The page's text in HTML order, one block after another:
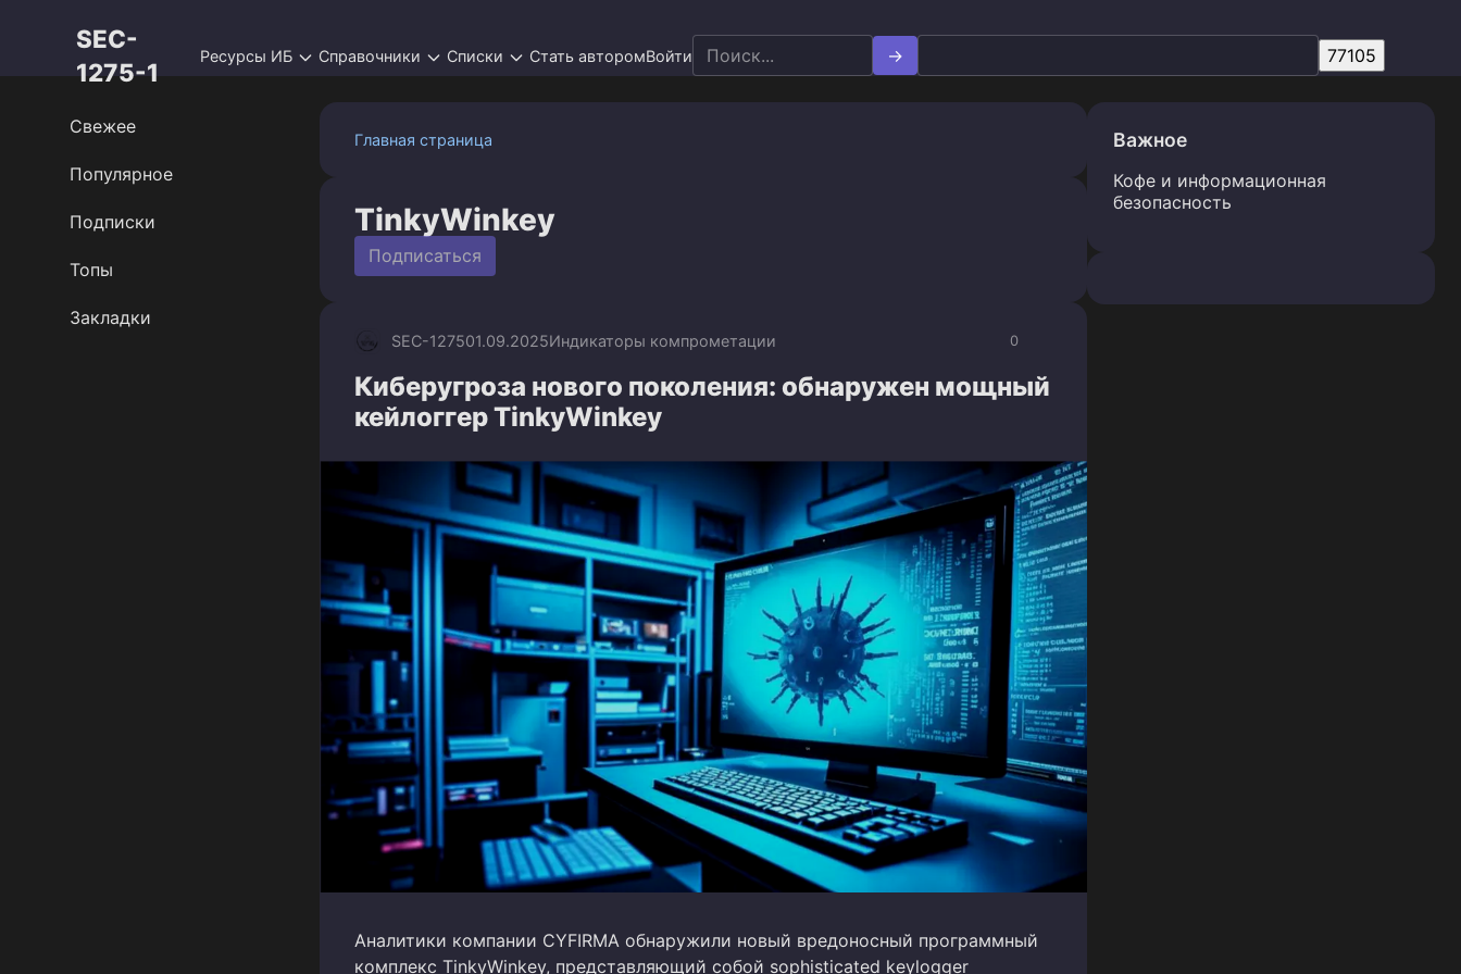
SEC-
1275-1
Ресурсы ИБ Справочники Списки Стать авторомВойти Search
for:
Главная страница
TinkyWinkey
Подписаться
0
SEC-127501.09.2025Индикаторы компрометации
Киберугроза нового поколения: обнаружен мощный
кейлоггер TinkyWinkey
Аналитики компании CYFIRMA обнаружили новый вредоносный программный
комплекс TinkyWinkey, представляющий собой sophisticated keylogger
Свежее
Популярное
Подписки
Топы
Закладки
Важное
Кофе и информационная
безопасность